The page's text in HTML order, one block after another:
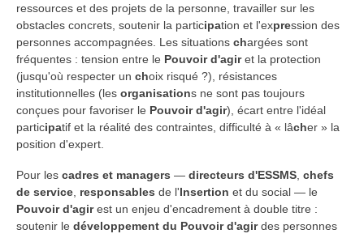
ressources et des projets de la personne, travailler sur les
obstacles concrets, soutenir la participation et l'expression des
personnes accompagnées. Les situations chargées sont
fréquentes : tension entre le Pouvoir d'agiret la protection
(jusqu'où respecter un choix risqué ?), résistances
institutionnelles (les organisations ne sont pas toujours
conçues pour favoriser le Pouvoir d'agir), écart entre l'idéal
participatif et la réalité des contraintes, difficulté à « lâcher » la
position d'expert.
Pour les cadres et managers — directeurs d'ESSMS chefs
de service responsables de l'Insertion et du social — le
Pouvoir d'agirest un enjeu d'encadrement à double titre :
soutenir le développement du Pouvoir d'agirdes personnes